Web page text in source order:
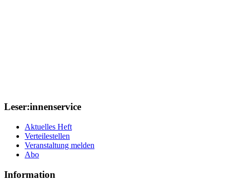
Leser:innenservice
Aktuelles Heft
Verteilestellen
Veranstaltung melden
Abo
Information